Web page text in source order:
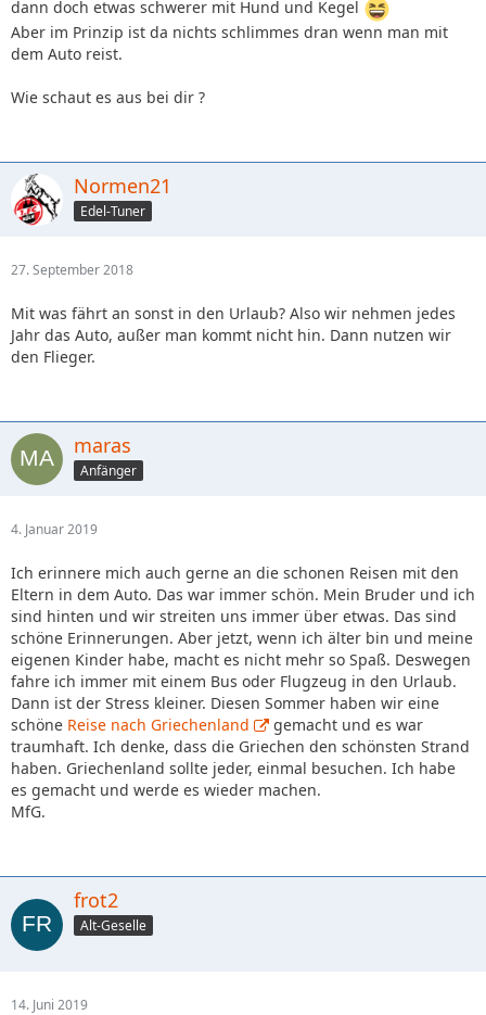
dann doch etwas schwerer mit Hund und Kegel
Aber im Prinzip ist da nichts schlimmes dran wenn man mit
dem Auto reist.
Wie schaut es aus bei dir ?
Normen21
Edel-Tuner
27. September 2018
Mit was fährt an sonst in den Urlaub? Also wir nehmen jedes
Jahr das Auto, außer man kommt nicht hin. Dann nutzen wir
den Flieger.
maras
Anfänger
4. Januar 2019
Ich erinnere mich auch gerne an die schonen Reisen mit den
Eltern in dem Auto. Das war immer schön. Mein Bruder und ich
sind hinten und wir streiten uns immer über etwas. Das sind
schöne Erinnerungen. Aber jetzt, wenn ich älter bin und meine
eigenen Kinder habe, macht es nicht mehr so Spaß. Deswegen
fahre ich immer mit einem Bus oder Flugzeug in den Urlaub.
Dann ist der Stress kleiner. Diesen Sommer haben wir eine
schöne Reise nach Griechenland
gemacht und es war
traumhaft. Ich denke, dass die Griechen den schönsten Strand
haben. Griechenland sollte jeder, einmal besuchen. Ich habe
es gemacht und werde es wieder machen.
MfG.
frot2
Alt-Geselle
14. Juni 2019